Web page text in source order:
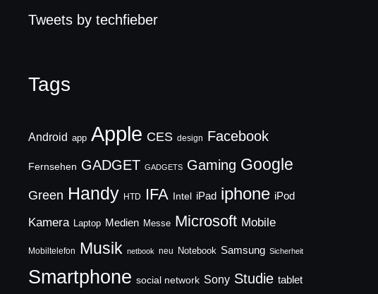
Tweets by techfieber
Tags
Android app Apple CES design Facebook
Fernsehen GADGET GADGETS Gaming Google
Green Handy HTD IFA Intel iPad iphone iPod
Kamera Laptop Medien Messe Microsoft Mobile
Mobiltelefon Musik netbook neu Notebook Samsung Sicherheit
Smartphone social network Sony Studie tablet